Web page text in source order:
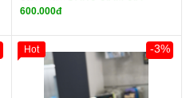
600.000đ
-3%
Hot